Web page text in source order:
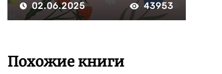
02.06.2025 43953
Похожие книги